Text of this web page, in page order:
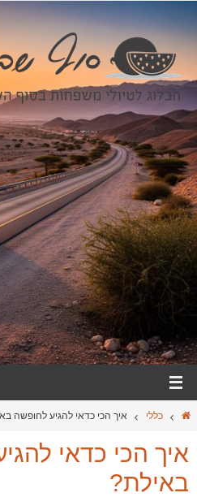
כללי איך הכי כדאי להגיע לחופשה
איך הכי כדאי
באילת?